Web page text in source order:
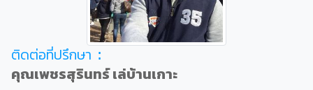
ติดต่อที่ปรึกษา :
คุณเพชรสุรินทร์ เล่บ้านเกาะ